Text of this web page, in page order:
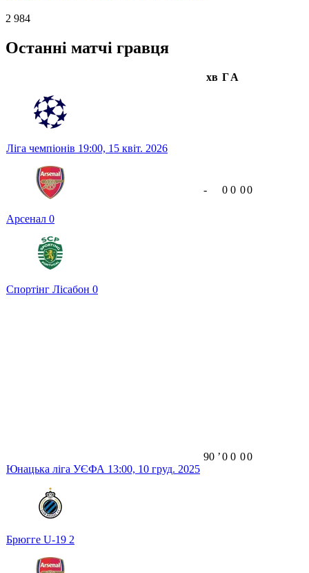
2 984
Останні матчі гравця
хв ГА
Ліга чемпіонів 19:00, 15 квіт. 2026
Арсенал 0
Спортінг Лісабон 0
- 0 0 00
Юнацька ліга УЄФА 13:00, 10 груд. 2025
Брюгге U-19 2
90 ʼ0 0 00